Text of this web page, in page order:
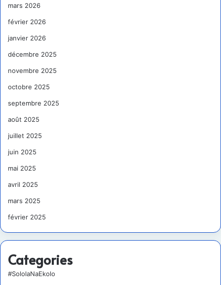
mars 2026
février 2026
janvier 2026
décembre 2025
novembre 2025
octobre 2025
septembre 2025
août 2025
juillet 2025
juin 2025
mai 2025
avril 2025
mars 2025
février 2025
Categories
#SololaNaEkolo